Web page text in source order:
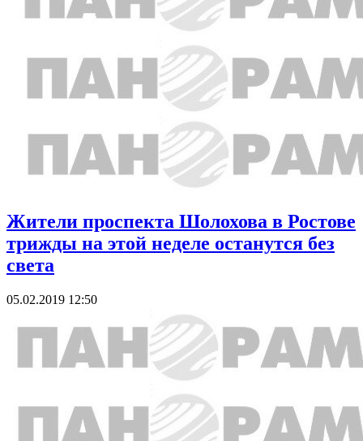
Жители проспекта Шолохова в Ростове
трижды на этой неделе останутся без
света
05.02.2019 12:50